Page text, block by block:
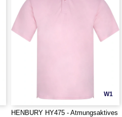
W1
HENBURY HY475 - Atmungsaktives